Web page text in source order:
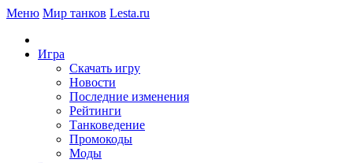
Меню Мир танков Lesta.ru
Игра
Скачать игру
Новости
Последние изменения
Рейтинги
Танковедение
Промокоды
Моды